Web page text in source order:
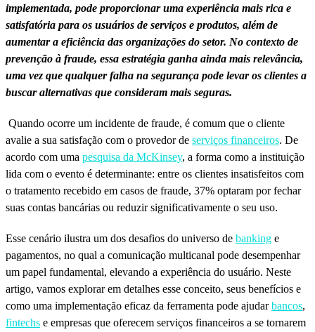
implementada, pode proporcionar uma experiência mais rica e
satisfatória para os usuários de serviços e produtos, além de
aumentar a eficiência das organizações do setor. No contexto de
prevenção à fraude, essa estratégia ganha ainda mais relevância,
uma vez que qualquer falha na segurança pode levar os clientes a
buscar alternativas que consideram mais seguras.
Quando ocorre um incidente de fraude, é comum que o cliente
avalie a sua satisfação com o provedor de serviços financeiros. De
acordo com uma pesquisa da McKinsey, a forma como a instituição
lida com o evento é determinante: entre os clientes insatisfeitos com
o tratamento recebido em casos de fraude, 37% optaram por fechar
suas contas bancárias ou reduzir significativamente o seu uso.
Esse cenário ilustra um dos desafios do universo de banking e
pagamentos, no qual a comunicação multicanal pode desempenhar
um papel fundamental, elevando a experiência do usuário. Neste
artigo, vamos explorar em detalhes esse conceito, seus benefícios e
como uma implementação eficaz da ferramenta pode ajudarbancos,
fintechs e empresas que oferecem serviços financeiros a se tornarem